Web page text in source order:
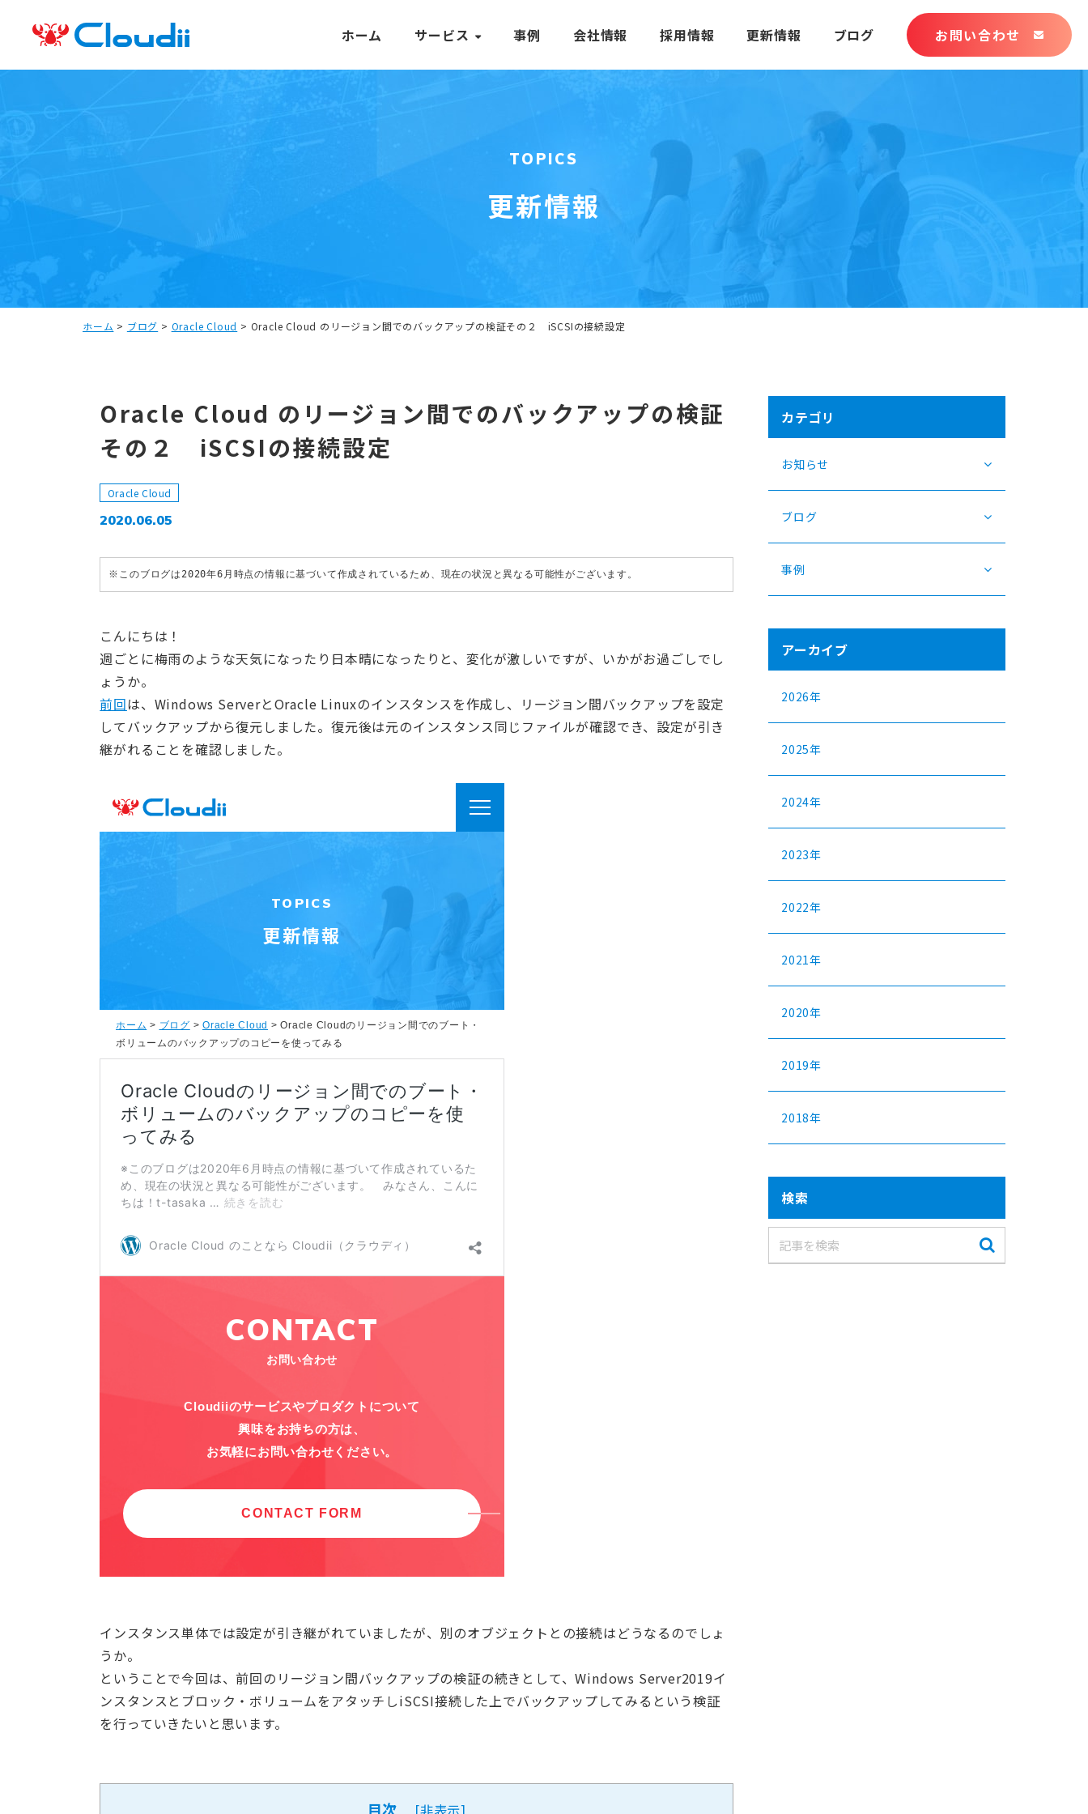
ホーム サービス 事例 会社情報 採用情報 更新情報 ブログ お問い合わせ
TOPICS
更新情報
ホーム > ブログ > Oracle Cloud > Oracle Cloud のリージョン間でのバックアップの検証その２ iSCSIの接続設定
Oracle Cloud のリージョン間でのバックアップの検証
その２ iSCSIの接続設定
Oracle Cloud
2020.06.05
※このブログは2020年6月時点の情報に基づいて作成されているため、現在の状況と異なる可能性がございます。
こんにちは！
週ごとに梅雨のような天気になったり日本晴になったりと、変化が激しいですが、いかがお過ごしでし
ょうか。
前回は、Windows ServerとOracle Linuxのインスタンスを作成し、リージョン間バックアップを設定
してバックアップから復元しました。復元後は元のインスタンス同じファイルが確認でき、設定が引き
継がれることを確認しました。
インスタンス単体では設定が引き継がれていましたが、別のオブジェクトとの接続はどうなるのでしょ
うか。
ということで今回は、前回のリージョン間バックアップの検証の続きとして、Windows Server2019イ
ンスタンスとブロック・ボリュームをアタッチしiSCSI接続した上でバックアップしてみるという検証
を行っていきたいと思います。
目次 [非表示]
カテゴリ
お知らせ
ブログ
事例
アーカイブ
2026年
2025年
2024年
2023年
2022年
2021年
2020年
2019年
2018年
検索